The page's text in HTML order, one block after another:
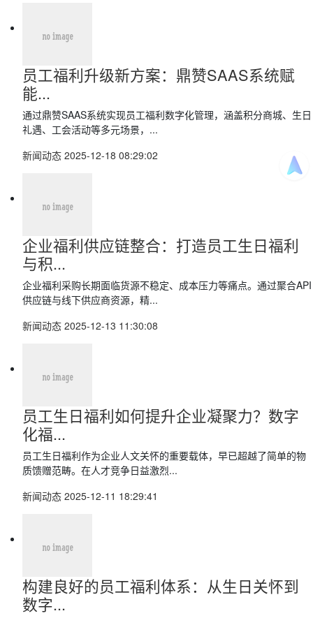
员工福利升级新方案：鼎赞SAAS系统赋
能...
通过鼎赞SAAS系统实现员工福利数字化管理，涵盖积分商城、生日
礼遇、工会活动等多元场景，...
新闻动态 2025-12-18 08:29:02
企业福利供应链整合：打造员工生日福利
与积...
企业福利采购长期面临货源不稳定、成本压力等痛点。通过聚合API
供应链与线下供应商资源，精...
新闻动态 2025-12-13 11:30:08
员工生日福利如何提升企业凝聚力？数字
化福...
员工生日福利作为企业人文关怀的重要载体，早已超越了简单的物
质馈赠范畴。在人才竞争日益激烈...
新闻动态 2025-12-11 18:29:41
构建良好的员工福利体系：从生日关怀到
数字...